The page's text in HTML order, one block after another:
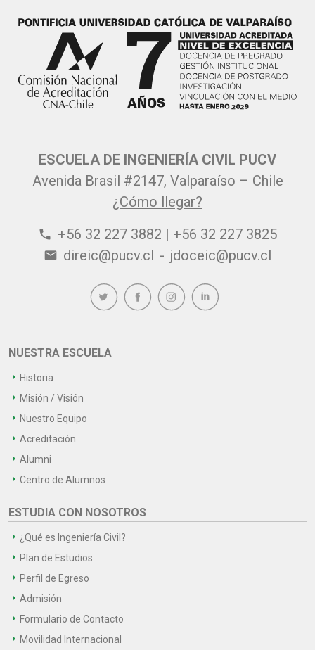
ESCUELA DE INGENIERÍA CIVIL PUCV
Avenida Brasil #2147, Valparaíso – Chile
¿Cómo llegar?
phone +56 32 227 3882 | +56 32 227 3825
email direic@pucv.cl - jdoceic@pucv.cl
NUESTRA ESCUELA
Historia
Misión / Visión
Nuestro Equipo
Acreditación
Alumni
Centro de Alumnos
ESTUDIA CON NOSOTROS
¿Qué es Ingeniería Civil?
Plan de Estudios
Perfil de Egreso
Admisión
Formulario de Contacto
Movilidad Internacional